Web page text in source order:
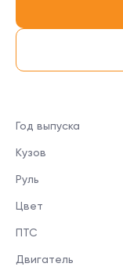
Год выпуска
Кузов
Руль
Цвет
ПТС
Двигатель